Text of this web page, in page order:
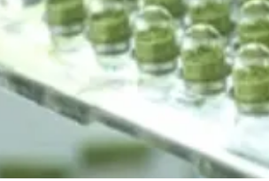
działania maszyny do napełniania